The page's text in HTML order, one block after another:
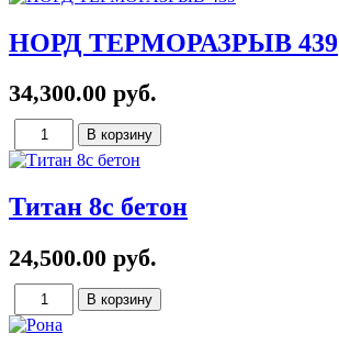
НОРД ТЕРМОРАЗРЫВ 439
34,300.00 руб.
Титан 8c бетон
24,500.00 руб.